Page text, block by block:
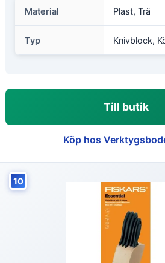
Material Plast, Trä
Typ Knivblock,
Till butik
Köp hos
10